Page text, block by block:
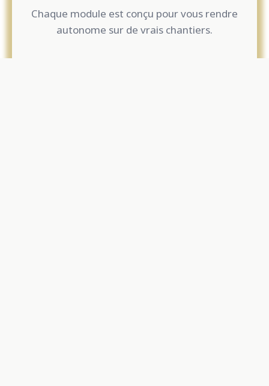
Chaque module est conçu pour vous rendre
autonome sur de vrais chantiers.